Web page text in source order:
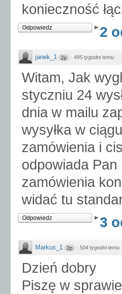
konieczność
Odpowiedz 2
janek_1 2p · 495 tygodni temu
Witam, Jak
styczniu 24
dnia w mailu
wysyłka w
zamówienia i
odpowiada
zamówienia
widać tu
Odpowiedz 3
Markus_1 2p · 504 tygodni temu
Dzień dobry
Piszę w